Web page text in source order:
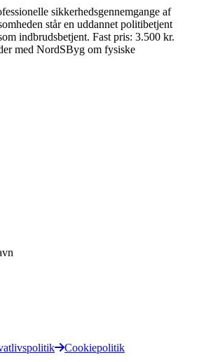
sikkerhedsgennemgange af
står en uddannet politibetjent
indbrudsbetjent. Fast pris: 3.500 kr.
med NordSByg om fysiske
Cookiepolitik